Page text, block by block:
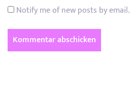
Notify me of new posts by email.